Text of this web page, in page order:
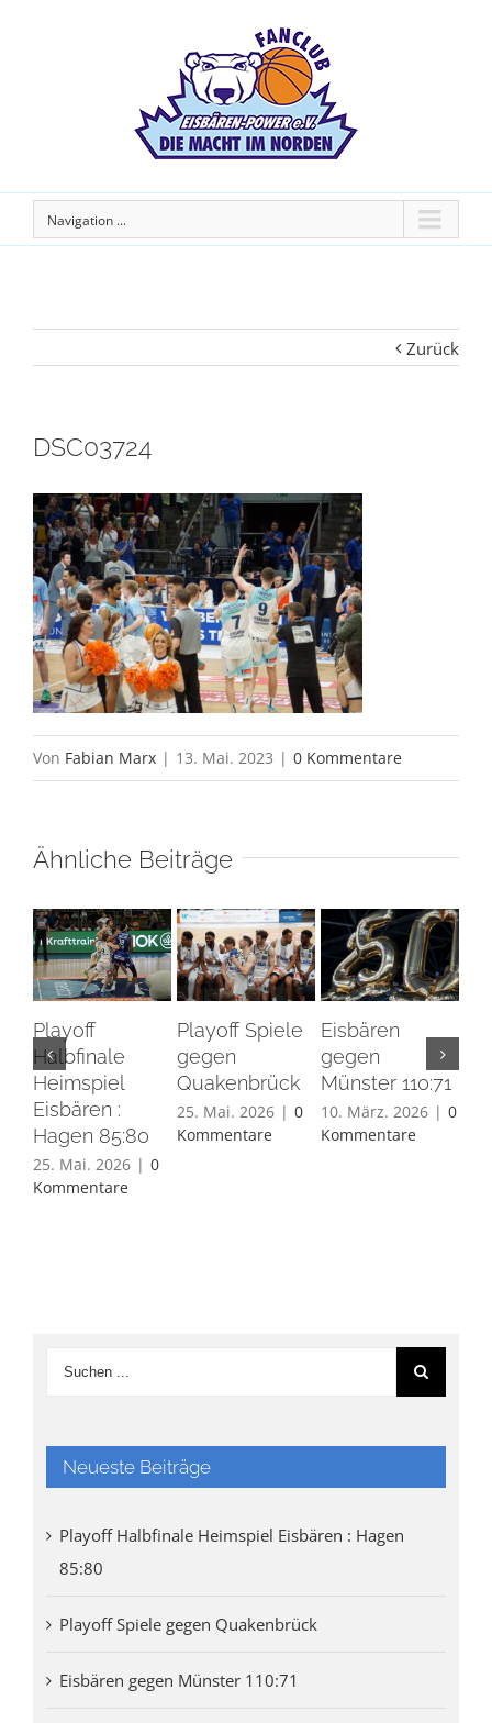
Navigation ...
Zurück
DSC03724
Von Fabian Marx | 13. Mai. 2023 | 0 Kommentare
Ähnliche Beiträge
Playoff
Halbfinale
Heimspiel
Eisbären :
Hagen 85:80
25. Mai. 2026 | 0
Kommentare
Playoff Spiele
gegen
Quakenbrück
25. Mai. 2026 | 0
Kommentare
Eisbären
gegen
Münster 110:71
10. März. 2026 | 0
Kommentare
Neueste Beiträge
Playoff Halbfinale Heimspiel Eisbären : Hagen
85:80
Playoff Spiele gegen Quakenbrück
Eisbären gegen Münster 110:71